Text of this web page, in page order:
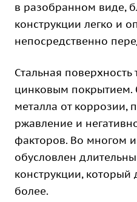
в разобранном виде,
конструкции легко и
непосредственно
Стальная
цинковым покрытием.
металла от коррозии,
ржавление и
факторов. Во многом
обусловлен
конструкции, который
более.